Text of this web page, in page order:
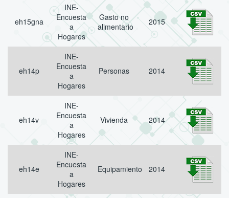
eh15gna
INE-
Encuesta
a
Hogares
Gasto no
alimentario
2015
eh14p
INE-
Encuesta
a
Hogares
Personas 2014
eh14v
INE-
Encuesta
a
Hogares
Vivienda 2014
eh14e
INE-
Encuesta
a
Hogares
Equipamiento 2014